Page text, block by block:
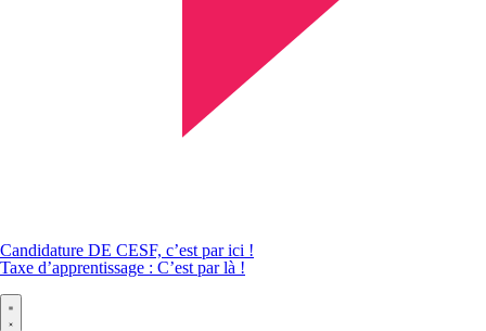
Candidature DE CESF, c’est par ici !
Taxe d’apprentissage : C’est par là !